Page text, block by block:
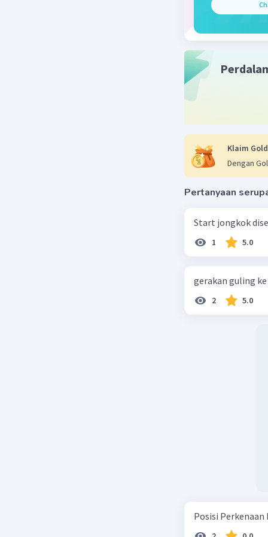
Klaim
Dengan
Pertanyaan
Start jongkok
1 5.0
gerakan guling
2 5.0
Posisi